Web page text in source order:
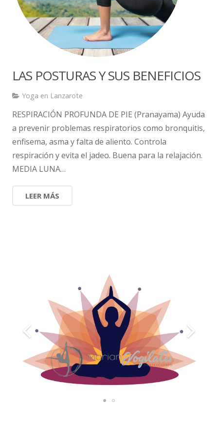
LAS POSTURAS Y SUS BENEFICIOS
Yoga en Lanzarote
RESPIRACIÓN PROFUNDA DE PIE (Pranayama) Ayuda
a prevenir problemas respiratorios como bronquitis,
enfisema, asma y falta de aliento. Controla
respiración y evita el jadeo. Buena para la relajación.
MEDIA LUNA…
LEER MÁS